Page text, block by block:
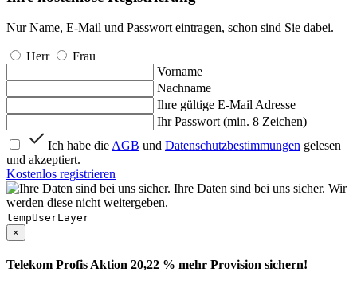
Nur Name, E-Mail und Passwort eintragen, schon sind Sie dabei.
Herr
Frau
Vorname
Nachname
Ihre gültige E-Mail Adresse
Ihr Passwort (min. 8 Zeichen)
Ich habe die AGB und Datenschutzbestimmungen gelesen
und akzeptiert.
Kostenlos registrieren
Ihre Daten sind bei uns sicher. Wir
werden diese nicht weitergeben.
tempUserLayer
×
Telekom Profis Aktion 20,22 % mehr Provision sichern!